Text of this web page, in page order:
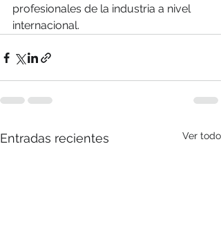
profesionales de la industria a nivel
internacional.
Entradas recientes Ver todo